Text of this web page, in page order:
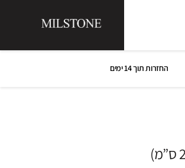
החזרות תוך 14 ימים